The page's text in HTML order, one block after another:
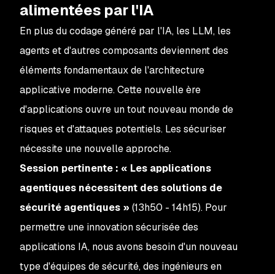
alimentées par l'IA
En plus du codage généré par l'IA, les LLM, les
agents et d'autres composants deviennent des
éléments fondamentaux de l'architecture
applicative moderne. Cette nouvelle ère
d'applications ouvre un tout nouveau monde de
risques et d'attaques potentiels. Les sécuriser
nécessite une nouvelle approche.
Session pertinente : « Les applications
agentiques nécessitent des solutions de
sécurité agentiques » (13h50 - 14h15). Pour
permettre une innovation sécurisée des
applications IA, nous avons besoin d'un nouveau
type d'équipes de sécurité, des ingénieurs en